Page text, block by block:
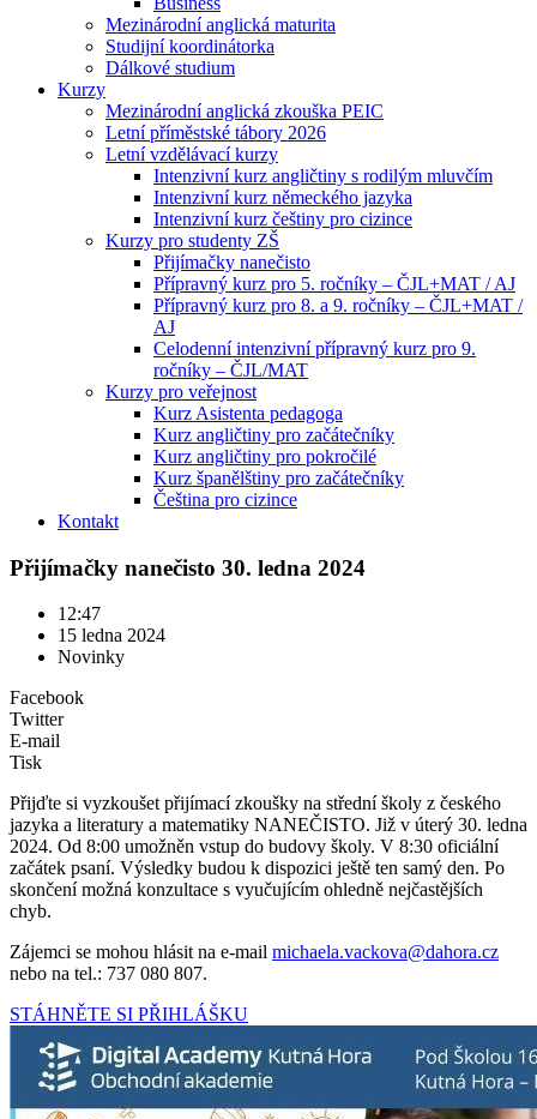
Mezinárodní anglická maturita
Studijní koordinátorka
Dálkové studium
Kurzy
Mezinárodní anglická zkouška PEIC
Letní příměstské tábory 2026
Letní vzdělávací kurzy
Intenzivní kurz angličtiny s rodilým mluvčím
Intenzivní kurz německého jazyka
Intenzivní kurz češtiny pro cizince
Kurzy pro studenty ZŠ
Přijímačky nanečisto
Přípravný kurz pro 5. ročníky – ČJL+MAT / AJ
Přípravný kurz pro 8. a 9. ročníky – ČJL+MAT /
AJ
Celodenní intenzivní přípravný kurz pro 9.
ročníky – ČJL/MAT
Kurzy pro veřejnost
Kurz Asistenta pedagoga
Kurz angličtiny pro začátečníky
Kurz angličtiny pro pokročilé
Kurz španělštiny pro začátečníky
Čeština pro cizince
Kontakt
Přijímačky nanečisto 30. ledna 2024
12:47
15 ledna 2024
Novinky
Facebook
Twitter
E-mail
Tisk
Přijďte si vyzkoušet přijímací zkoušky na střední školy z českého
jazyka a literatury a matematiky NANEČISTO. Již v úterý 30. ledna
2024. Od 8:00 umožněn vstup do budovy školy. V 8:30 oficiální
začátek psaní. Výsledky budou k dispozici ještě ten samý den. Po
skončení možná konzultace s vyučujícím ohledně nejčastějších
chyb.
Zájemci se mohou hlásit na e-mail michaela.vackova@dahora.cz
nebo na tel.: 737 080 807.
STÁHNĚTE SI PŘIHLÁŠKU